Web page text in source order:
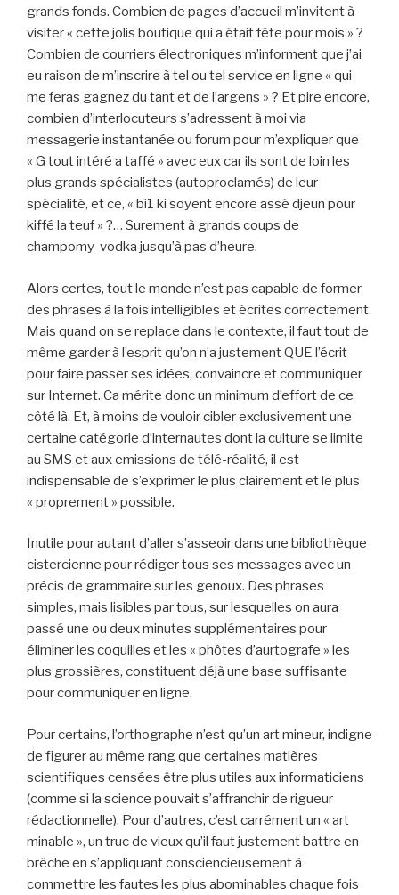
grands fonds. Combien de pages d’accueil m’invitent à
visiter « cette jolis boutique qui a était fête pour mois » ?
Combien de courriers électroniques m’informent que j’ai
eu raison de m’inscrire à tel ou tel service en ligne « qui
me feras gagnez du tant et de l’argens » ? Et pire encore,
combien d’interlocuteurs s’adressent à moi via
messagerie instantanée ou forum pour m’expliquer que
« G tout intéré a taffé » avec eux car ils sont de loin les
plus grands spécialistes (autoproclamés) de leur
spécialité, et ce, « bi1 ki soyent encore assé djeun pour
kiffé la teuf » ?… Surement à grands coups de
champomy-vodka jusqu’à pas d’heure.
Alors certes, tout le monde n’est pas capable de former
des phrases à la fois intelligibles et écrites correctement.
Mais quand on se replace dans le contexte, il faut tout de
même garder à l’esprit qu’on n’a justement QUE l’écrit
pour faire passer ses idées, convaincre et communiquer
sur Internet. Ca mérite donc un minimum d’effort de ce
côté là. Et, à moins de vouloir cibler exclusivement une
certaine catégorie d’internautes dont la culture se limite
au SMS et aux emissions de télé-réalité, il est
indispensable de s’exprimer le plus clairement et le plus
« proprement » possible.
Inutile pour autant d’aller s’asseoir dans une bibliothèque
cistercienne pour rédiger tous ses messages avec un
précis de grammaire sur les genoux. Des phrases
simples, mais lisibles par tous, sur lesquelles on aura
passé une ou deux minutes supplémentaires pour
éliminer les coquilles et les « phôtes d’aurtografe » les
plus grossières, constituent déjà une base suffisante
pour communiquer en ligne.
Pour certains, l’orthographe n’est qu’un art mineur, indigne
de figurer au même rang que certaines matières
scientifiques censées être plus utiles aux informaticiens
(comme si la science pouvait s’affranchir de rigueur
rédactionnelle). Pour d’autres, c’est carrément un « art
minable », un truc de vieux qu’il faut justement battre en
brêche en s’appliquant consciencieusement à
commettre les fautes les plus abominables chaque fois